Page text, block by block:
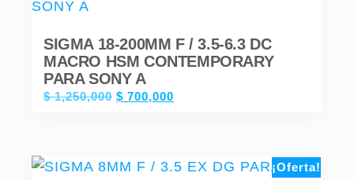
SIGMA 18-200MM F / 3.5-6.3 DC
MACRO HSM CONTEMPORARY
PARA SONY A
$1,250,000 $ 700,000
¡Oferta!